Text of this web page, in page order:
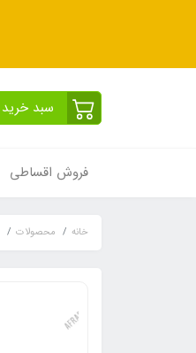
سبد خرید
فروش اقساطی
خانه محصولات